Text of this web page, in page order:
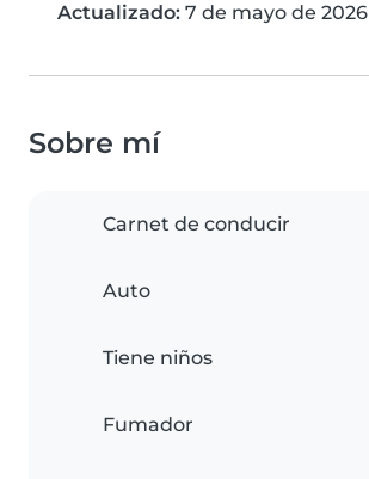
Actualizado: 7 de mayo de 2026
Sobre mí
Carnet de conducir
Auto
Tiene niños
Fumador